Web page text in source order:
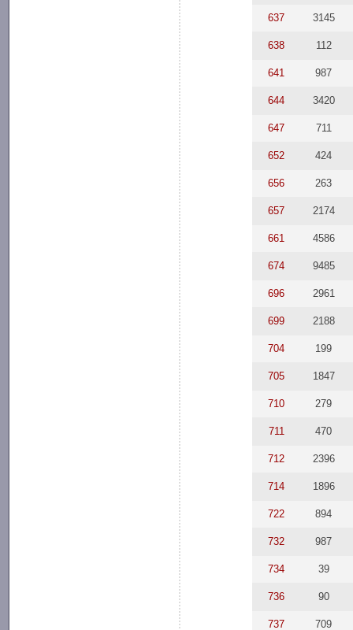
637 3145
638 112
641 987
644 3420
647 711
652 424
656 263
657 2174
661 4586
674 9485
696 2961
699 2188
704 199
705 1847
710 279
711 470
712 2396
714 1896
722 894
732 987
734 39
736 90
737 709